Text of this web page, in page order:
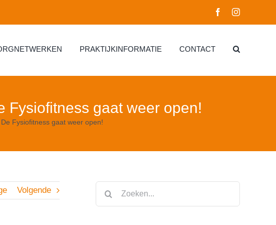
FacebookInstagram
PRAKTIJKINFORMATIE CONTACT
Fysiofitness gaat weer open!
Fysiofitness gaat weer open!
Volgende